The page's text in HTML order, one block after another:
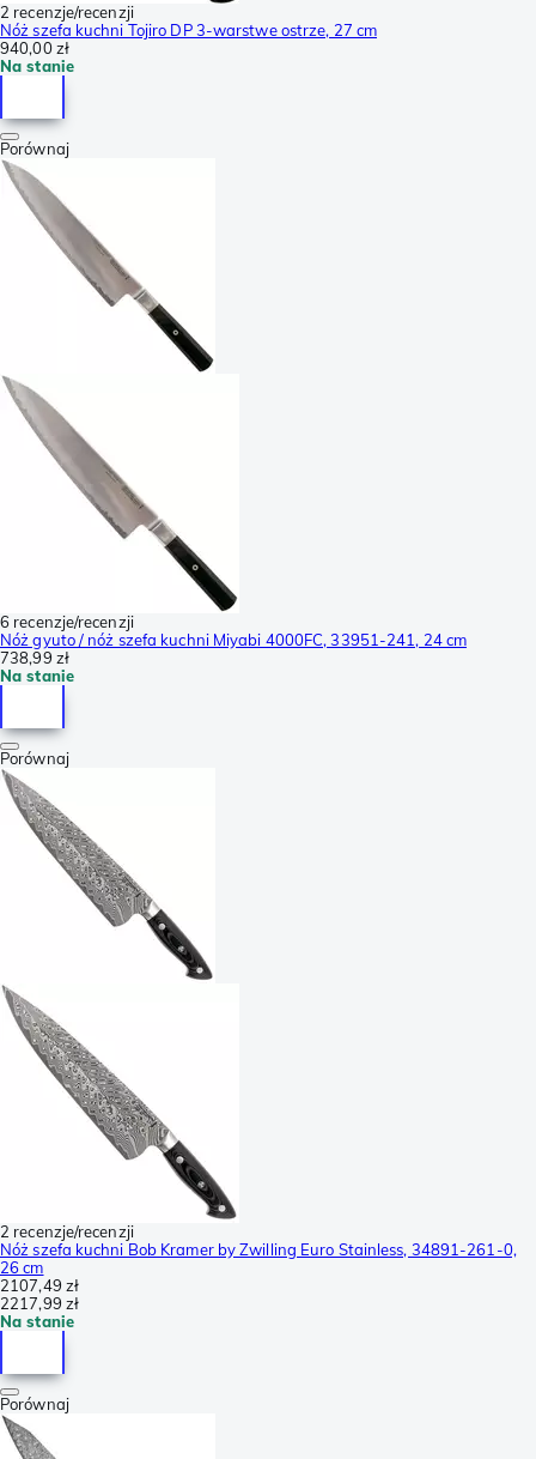
2 recenzje/recenzji
Nóż szefa kuchni Tojiro DP 3-warstwe ostrze, 27 cm
940,00 zł
Na stanie
Porównaj
6 recenzje/recenzji
Nóż gyuto / nóż szefa kuchni Miyabi 4000FC, 33951-241, 24 cm
738,99 zł
Na stanie
Porównaj
2 recenzje/recenzji
Nóż szefa kuchni Bob Kramer by Zwilling Euro Stainless, 34891-261-0,
26 cm
2107,49 zł
2217,99 zł
Na stanie
Porównaj